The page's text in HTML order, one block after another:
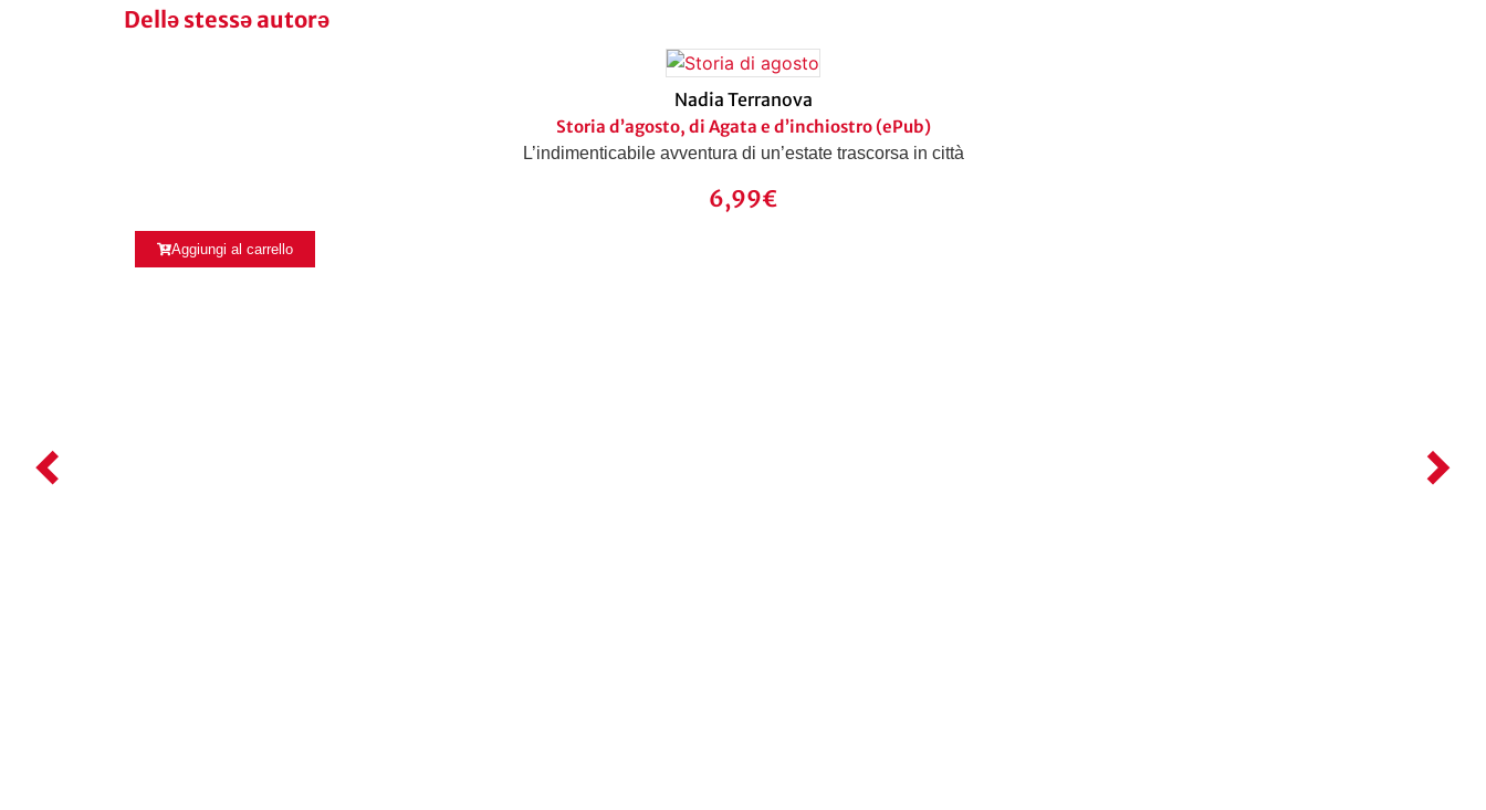
Dellə stessə autorə
Nadia Terranova
Storia d’agosto, di Agata e d’inchiostro (ePub)
L’indimenticabile avventura di un’estate trascorsa in città
6,99€
Aggiungi al carrello